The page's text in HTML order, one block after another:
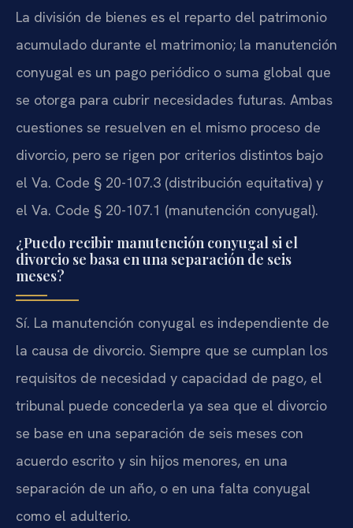
La división de bienes es el reparto del patrimonio
acumulado durante el matrimonio; la manutención
conyugal es un pago periódico o suma global que
se otorga para cubrir necesidades futuras. Ambas
cuestiones se resuelven en el mismo proceso de
divorcio, pero se rigen por criterios distintos bajo
el Va. Code § 20-107.3 (distribución equitativa) y
el Va. Code § 20-107.1 (manutención conyugal).
¿Puedo recibir manutención conyugal si el
divorcio se basa en una separación de seis
meses?
Sí. La manutención conyugal es independiente de
la causa de divorcio. Siempre que se cumplan los
requisitos de necesidad y capacidad de pago, el
tribunal puede concederla ya sea que el divorcio
se base en una separación de seis meses con
acuerdo escrito y sin hijos menores, en una
separación de un año, o en una falta conyugal
como el adulterio.